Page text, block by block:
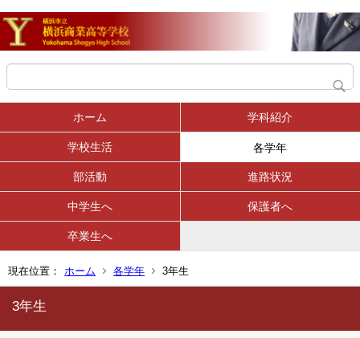
ホーム 学科紹介
学校生活 各学年
部活動 進路状況
中学生へ 保護者へ
卒業生へ
現在位置： ホーム 各学年 3年生
3年生